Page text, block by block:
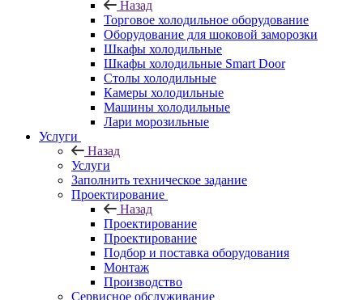
Назад
Торговое холодильное оборудование
Оборудование для шоковой заморозки
Шкафы холодильные
Шкафы холодильные Smart Door
Столы холодильные
Камеры холодильные
Машины холодильные
Лари морозильные
Услуги
Назад
Услуги
Заполнить техническое задание
Проектирование
Назад
Проектирование
Проектирование
Подбор и поставка оборудования
Монтаж
Производство
Сервисное обслуживание